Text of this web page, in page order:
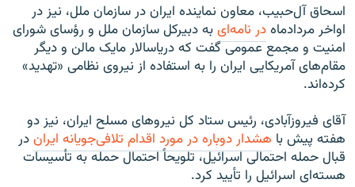
اسحاق آل‌حبیب، معاون نماینده ایران در سازمان ملل، نیز در
اواخر مردادماهدر نامه‌ایبه دبیرکل سازمان ملل و رؤسای شورای
امنیت و مجمع عمومی گفت که دریاسالار مایک مالن و دیگر
مقام‌های آمریکایی ایران را به استفاده از نیروی نظامی «تهدید»
کرده‌اند.
آقای فیروزآبادی، رئیس ستاد کل نیروهای مسلح ایران، نیز دو
هفته پیش با هشدار دوباره در مورد اقدام تلافی‌جویانه ایراندر
قبال حمله احتمالی اسرائیل، تلویحاً احتمال حمله به تأسیسات
هسته‌ای اسرائیل را تأیید کرد.